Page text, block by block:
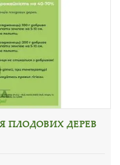
ПЛОДОВИХ ДЕРЕВ